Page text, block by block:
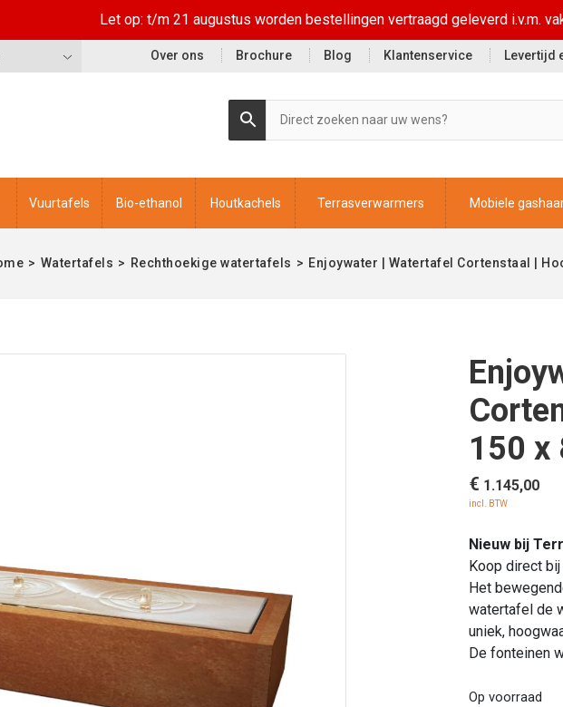
Over ons Brochure Blog Klantenservice Levertijd
Vuurtafels Bio-ethanol Houtkachels Terrasverwarmers Mobiele
> Watertafels > Rechthoekige watertafels > Enjoywater | Watertafel Cortenstaal |
150 x
€ 1.145,00
incl. BTW
Nieuw bij
Koop direct
Het
watertafel de
uniek,
De fonteinen
Op voorraad
Let op: t/m 21 augustus worden bestellingen vertraagd geleverd i.v.m.